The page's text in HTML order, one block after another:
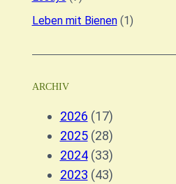
Leben mit Bienen(1)
ARCHIV
2026 (17)
2025(28)
2024(33)
2023 (43)